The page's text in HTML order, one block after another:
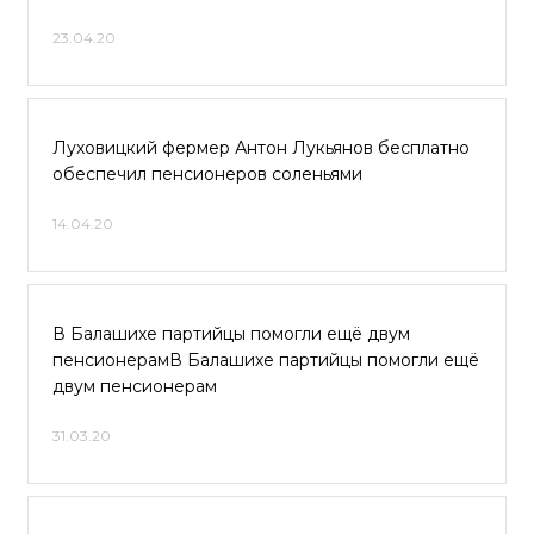
23.04.20
Луховицкий фермер Антон Лукьянов бесплатно
обеспечил пенсионеров соленьями
14.04.20
В Балашихе партийцы помогли ещё двум
пенсионерамВ Балашихе партийцы помогли ещё
двум пенсионерам
31.03.20